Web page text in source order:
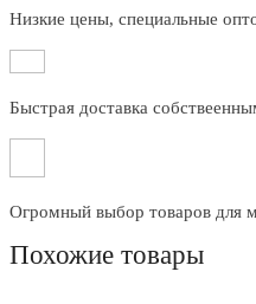
Низкие цены, специальные
Быстрая доставка
Огромный выбор товаров для
Похожие товары